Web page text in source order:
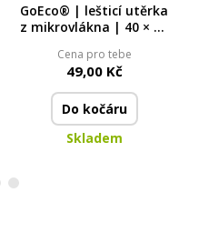
GoEco® | lešticí utěrka
z mikrovlákna | 40 × 30
Cena pro tebe
49,00 Kč
Do kočáru
Skladem